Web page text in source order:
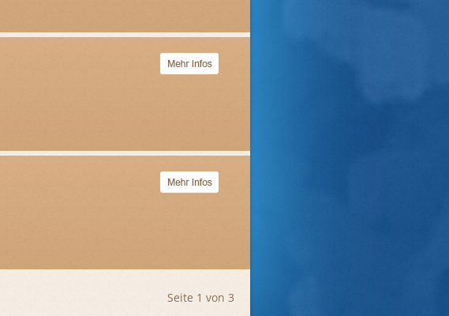
Seite 1 von 3